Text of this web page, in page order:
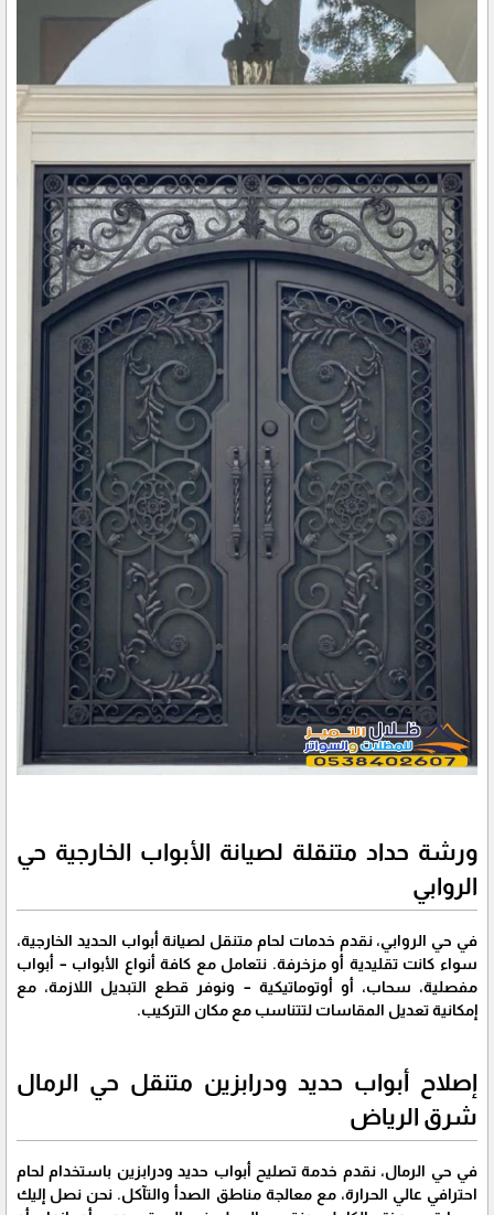
ورشة حداد متنقلة لصيانة الأبواب الخارجية حي
الروابي
في حي الروابي، نقدم خدمات لحام متنقل لصيانة أبواب الحديد الخارجية،
سواء كانت تقليدية أو مزخرفة. نتعامل مع كافة أنواع الأبواب – أبواب
مفصلية، سحاب، أو أوتوماتيكية – ونوفر قطع التبديل اللازمة، مع
إمكانية تعديل المقاسات لتتناسب مع مكان التركيب.
إصلاح أبواب حديد ودرابزين متنقل حي الرمال
شرق الرياض
في حي الرمال، نقدم خدمة تصليح أبواب حديد ودرابزين باستخدام لحام
احترافي عالي الحرارة، مع معالجة مناطق الصدأ والتآكل. نحن نصل إليك